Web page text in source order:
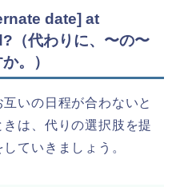
date] at
（代わりに、〜の〜
。）
いの日程が合わないと
は、代りの選択肢を提
ていきましょう。